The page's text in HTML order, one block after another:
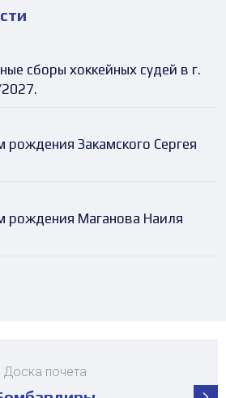
сборы хоккейных судей в г.
Закамского Сергея
рождения Маганова Наиля
Доска почета